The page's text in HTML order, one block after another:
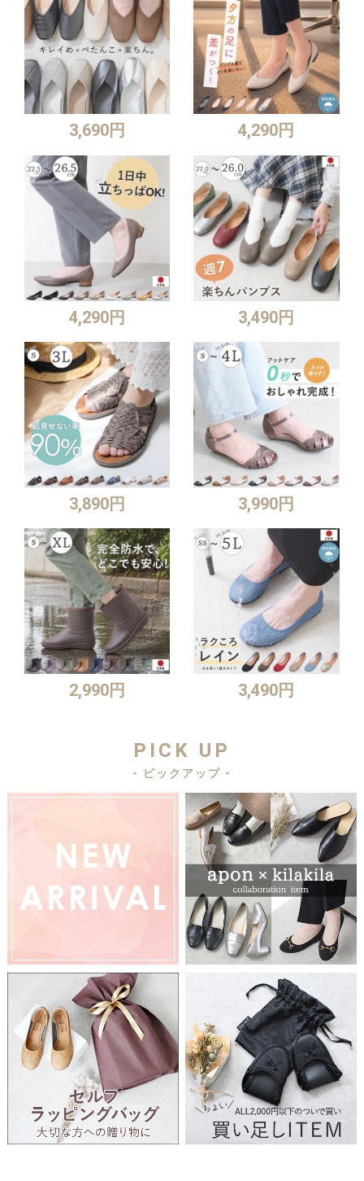
3,690円 4,290円
4,290円 3,490円
3,890円 3,990円
2,990円 3,490円
PICK UP
- ピックアップ -